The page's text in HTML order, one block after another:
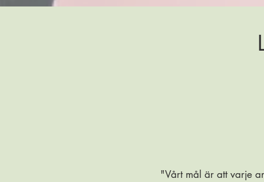
"Vårt mål är att varje